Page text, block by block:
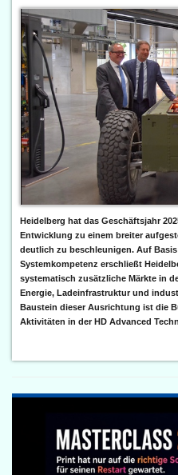
Heidelberg hat das Geschäftsjahr
Entwicklung zu einem breiter
deutlich zu beschleunigen. Auf
Systemkompetenz erschließt
systematisch zusätzliche Märkte in
Energie, Ladeinfrastruktur und
Baustein dieser Ausrichtung ist die
Aktivitäten in der HD Advanced